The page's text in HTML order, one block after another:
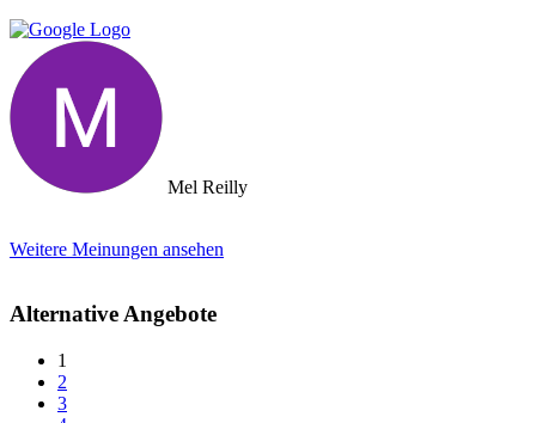
Mel Reilly
Weitere Meinungen ansehen
Alternative Angebote
1
2
3